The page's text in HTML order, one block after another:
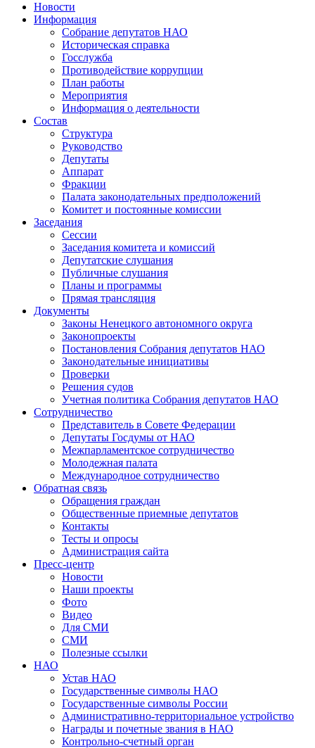
Новости
Информация
Собрание депутатов НАО
Историческая справка
Госслужба
Противодействие коррупции
План работы
Мероприятия
Информация о деятельности
Состав
Структура
Руководство
Депутаты
Аппарат
Фракции
Палата законодательных предположений
Комитет и постоянные комиссии
Заседания
Сессии
Заседания комитета и комиссий
Депутатские слушания
Публичные слушания
Планы и программы
Прямая трансляция
Документы
Законы Ненецкого автономного округа
Законопроекты
Постановления Собрания депутатов НАО
Законодательные инициативы
Проверки
Решения судов
Учетная политика Собрания депутатов НАО
Сотрудничество
Представитель в Совете Федерации
Депутаты Госдумы от НАО
Межпарламентское сотрудничество
Молодежная палата
Международное сотрудничество
Обратная cвязь
Обращения граждан
Общественные приемные депутатов
Контакты
Тесты и опросы
Администрация сайта
Пресс-центр
Новости
Наши проекты
Фото
Видео
Для СМИ
СМИ
Полезные ссылки
НАО
Устав НАО
Государственные символы НАО
Государственные символы России
Административно-территориальное устройство
Награды и почетные звания в НАО
Контрольно-счетный орган